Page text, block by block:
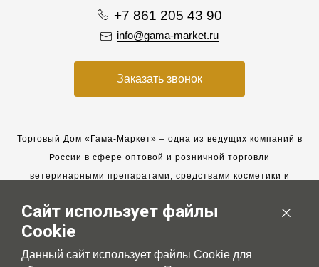
+7 861 205 43 90
info@gama-market.ru
Заказать звонок
Торговый Дом «Гама-Маркет» – одна из ведущих компаний в
России в сфере оптовой и розничной торговли
ветеринарными препаратами, средствами косметики и
Мы работаем с 2005 года. Мы приглашаем к сотрудничеству
новых клиентов и всегда рассчитываем на взаимовыгодные,
долгосрочные партнерские отношения.
Сайт использует файлы
Cookie
Данный сайт использует файлы Cookie для